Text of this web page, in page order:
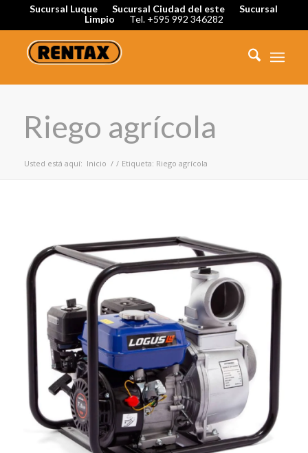
Sucursal Luque Sucursal Ciudad del este
Sucursal
Limpio
Tel. +595 992 346282
Riego agrícola
Usted está aquí: Inicio / / Etiqueta: Riego agrícola